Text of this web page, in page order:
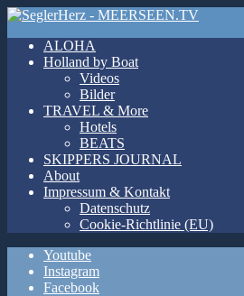
ALOHA
Holland by Boat
Videos
Bilder
TRAVEL & More
Hotels
BEATS
SKIPPERS JOURNAL
About
Impressum & Kontakt
Datenschutz
Cookie-Richtlinie (EU)
Youtube
Instagram
Facebook